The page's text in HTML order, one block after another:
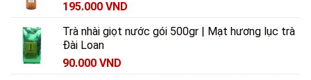
195.000 VND
Trà nhài giọt nước gói 500gr | Mạt hương lục trà
Đài Loan
90.000 VND